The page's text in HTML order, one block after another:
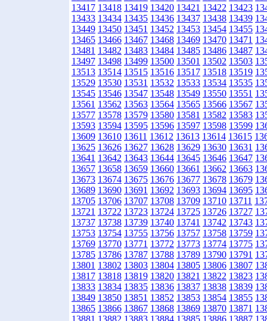
13417 13418 13419 13420 13421 13422 13423
13433 13434 13435 13436 13437 13438 13439
13449 13450 13451 13452 13453 13454 13455
13465 13466 13467 13468 13469 13470 13471
13481 13482 13483 13484 13485 13486 13487
13497 13498 13499 13500 13501 13502 13503
13513 13514 13515 13516 13517 13518 13519
13529 13530 13531 13532 13533 13534 13535
13545 13546 13547 13548 13549 13550 13551
13561 13562 13563 13564 13565 13566 13567
13577 13578 13579 13580 13581 13582 13583
13593 13594 13595 13596 13597 13598 13599
13609 13610 13611 13612 13613 13614 13615
13625 13626 13627 13628 13629 13630 13631
13641 13642 13643 13644 13645 13646 13647
13657 13658 13659 13660 13661 13662 13663
13673 13674 13675 13676 13677 13678 13679
13689 13690 13691 13692 13693 13694 13695
13705 13706 13707 13708 13709 13710 13711
13721 13722 13723 13724 13725 13726 13727
13737 13738 13739 13740 13741 13742 13743
13753 13754 13755 13756 13757 13758 13759
13769 13770 13771 13772 13773 13774 13775
13785 13786 13787 13788 13789 13790 13791
13801 13802 13803 13804 13805 13806 13807
13817 13818 13819 13820 13821 13822 13823
13833 13834 13835 13836 13837 13838 13839
13849 13850 13851 13852 13853 13854 13855
13865 13866 13867 13868 13869 13870 13871
13881 13882 13883 13884 13885 13886 13887